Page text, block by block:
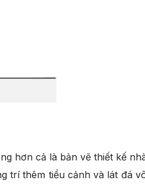
hơn cả là bản vẽ thiết kế
trí thêm tiểu cảnh và lát đá